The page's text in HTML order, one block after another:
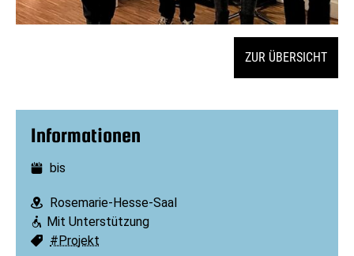
ZUR ÜBERSICHT
Informationen
Datum:
bis
Ort:
Rosemarie-Hesse-Saal
Barrierefreiheit:
Mit Unterstützung
Schlagworte:
#Projekt